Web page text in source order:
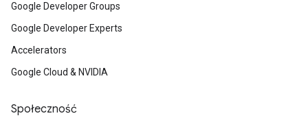
Google Developer Groups
Google Developer Experts
Accelerators
Google Cloud & NVIDIA
Społeczność